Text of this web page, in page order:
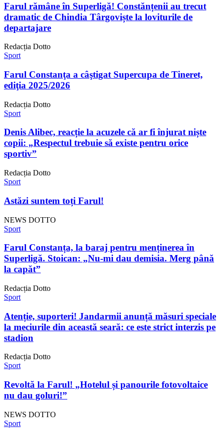
Farul rămâne în Superligă! Constănțenii au trecut
dramatic de Chindia Târgoviște la loviturile de
departajare
Redacția Dotto
Sport
Farul Constanţa a câştigat Supercupa de Tineret,
ediţia 2025/2026
Redacția Dotto
Sport
Denis Alibec, reacție la acuzele că ar fi înjurat niște
copii: „Respectul trebuie să existe pentru orice
sportiv”
Redacția Dotto
Sport
Astăzi suntem toți Farul!
NEWS DOTTO
Sport
Farul Constanța, la baraj pentru menținerea în
Superligă. Stoican: „Nu-mi dau demisia. Merg până
la capăt”
Redacția Dotto
Sport
Atenție, suporteri! Jandarmii anunță măsuri speciale
la meciurile din această seară: ce este strict interzis pe
stadion
Redacția Dotto
Sport
Revoltă la Farul! „Hotelul și panourile fotovoltaice
nu dau goluri!”
NEWS DOTTO
Sport